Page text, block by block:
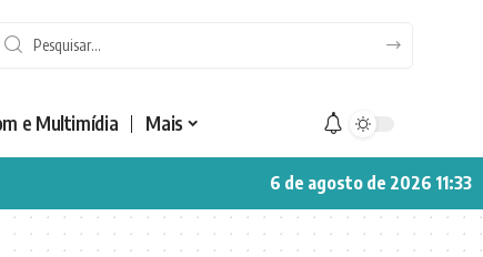
e Multimídia Mais
6 de agosto de 2026 11:33